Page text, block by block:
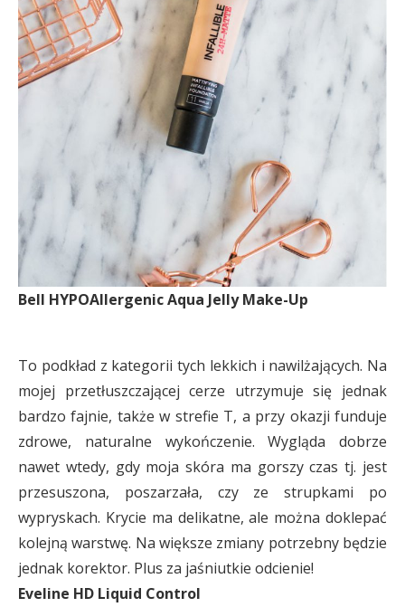
Bell HYPOAllergenic Aqua Jelly Make-Up
To podkład z kategorii tych lekkich i nawilżających. Na
mojej przetłuszczającej cerze utrzymuje się jednak
bardzo fajnie, także w strefie T, a przy okazji funduje
zdrowe, naturalne wykończenie. Wygląda dobrze
nawet wtedy, gdy moja skóra ma gorszy czas tj. jest
przesuszona, poszarzała, czy ze strupkami po
wypryskach. Krycie ma delikatne, ale można doklepać
kolejną warstwę. Na większe zmiany potrzebny będzie
jednak korektor. Plus za jaśniutkie odcienie!
Eveline HD Liquid Control